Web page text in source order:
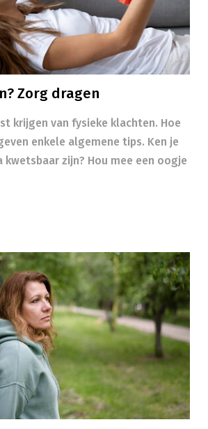
Zorg dragen
krijgen van fysieke klachten. Hoe
enkele algemene tips. Ken je
kwetsbaar zijn? Hou mee een oogje